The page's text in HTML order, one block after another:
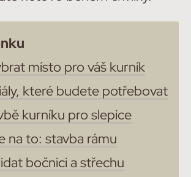
místo pro váš kurník
které budete potřebovat
kurníku pro slepice
na to: stavba rámu
bočnici a střechu